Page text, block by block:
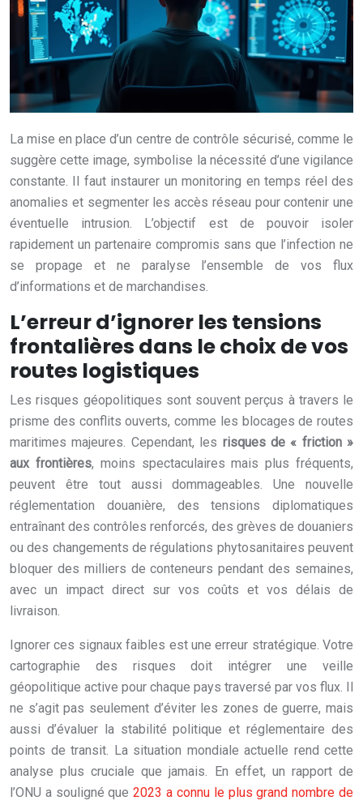
La mise en place d’un centre de contrôle sécurisé, comme le
suggère cette image, symbolise la nécessité d’une vigilance
constante. Il faut instaurer un monitoring en temps réel des
anomalies et segmenter les accès réseau pour contenir une
éventuelle intrusion. L’objectif est de pouvoir isoler
rapidement un partenaire compromis sans que l’infection ne
se propage et ne paralyse l’ensemble de vos flux
d’informations et de marchandises.
L’erreur d’ignorer les tensions
frontalières dans le choix de vos
routes logistiques
Les risques géopolitiques sont souvent perçus à travers le
prisme des conflits ouverts, comme les blocages de routes
maritimes majeures. Cependant, les risques de « friction »
aux frontières, moins spectaculaires mais plus fréquents,
peuvent être tout aussi dommageables. Une nouvelle
réglementation douanière, des tensions diplomatiques
entraînant des contrôles renforcés, des grèves de douaniers
ou des changements de régulations phytosanitaires peuvent
bloquer des milliers de conteneurs pendant des semaines,
avec un impact direct sur vos coûts et vos délais de
livraison.
Ignorer ces signaux faibles est une erreur stratégique. Votre
cartographie des risques doit intégrer une veille
géopolitique active pour chaque pays traversé par vos flux. Il
ne s’agit pas seulement d’éviter les zones de guerre, mais
aussi d’évaluer la stabilité politique et réglementaire des
points de transit. La situation mondiale actuelle rend cette
analyse plus cruciale que jamais. En effet, un rapport de
l’ONU a souligné que2023 a connu le plus grand nombre de